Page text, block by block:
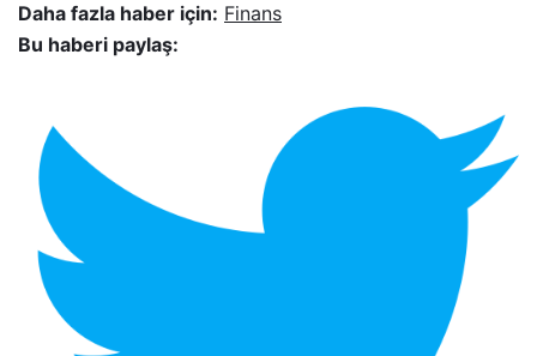
Daha fazla haber için: Finans
Bu haberi paylaş: